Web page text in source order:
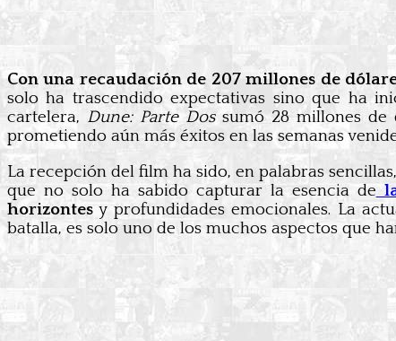
Con una recaudación de 207 millones de
solo ha trascendido expectativas sino que ha
cartelera, Dune: Parte Dossumó 28 millones de
prometiendo aún más éxitos en las semanas
La recepción del film ha sido, en palabras
que no solo ha sabido capturar la esencia de
horizontes y profundidades emocionales. La
batalla, es solo uno de los muchos aspectos que